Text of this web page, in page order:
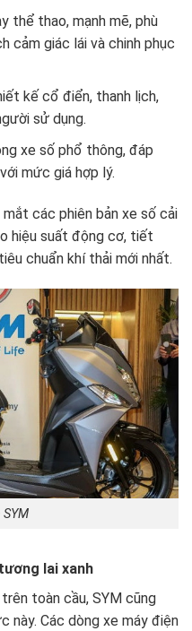
thể thao, mạnh mẽ, phù
cảm giác lái và chinh phục
kế cổ điển, thanh lịch,
sử dụng.
xe số phổ thông, đáp
mức giá hợp lý.
các phiên bản xe số cải
hiệu suất động cơ, tiết
chuẩn khí thải mới nhất.
lai xanh
toàn cầu, SYM cũng
này. Các dòng xe máy điện